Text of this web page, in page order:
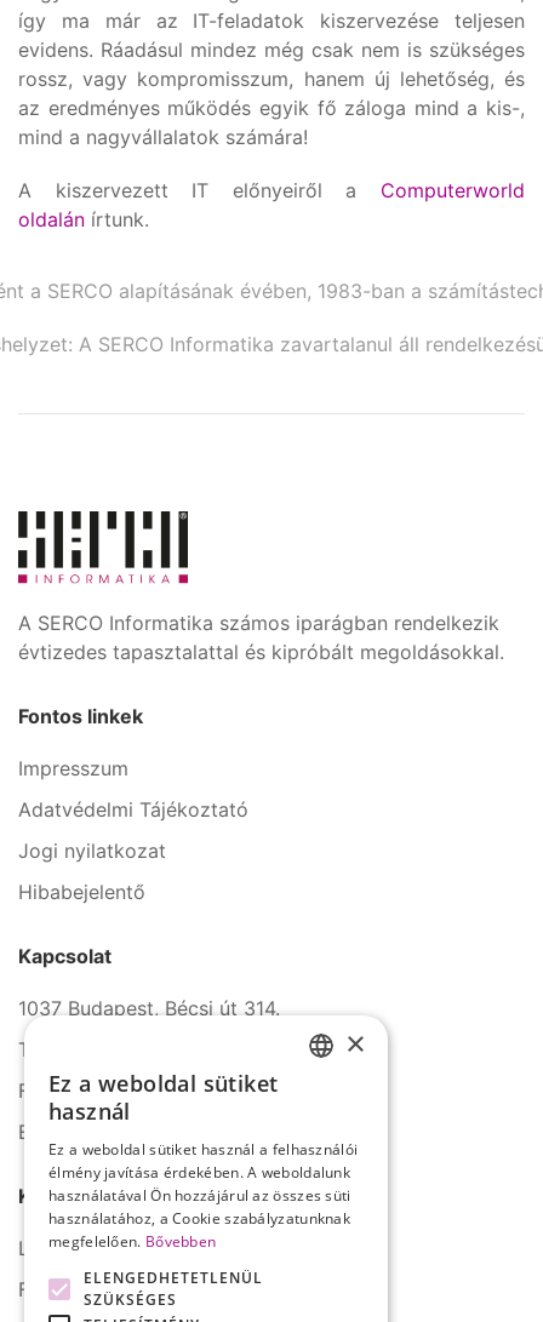
így ma már az IT-feladatok kiszervezése teljesen
evidens. Ráadásul mindez még csak nem is szükséges
rossz, vagy kompromisszum, hanem új lehetőség, és
az eredményes működés egyik fő záloga mind a kis-,
mind a nagyvállalatok számára!
A kiszervezett IT előnyeiről a Computerworld
oldalán írtunk.
a SERCO alapításának évében, 1983-ban a
A SERCO Informatika zavartalanul áll
A SERCO Informatika számos iparágban rendelkezik
évtizedes tapasztalattal és kipróbált megoldásokkal.
Fontos linkek
Impresszum
Adatvédelmi Tájékoztató
Jogi nyilatkozat
Hibabejelentő
Kapcsolat
1037 Budapest, Bécsi út 314.
Tel.: +36 1 272 2140
Fax: +36 1 272 2150
E-mail: info@serco.hu
Kövessen minket
LinkedIn
Facebook
×
Ez a weboldal sütiket
használ
Ez a weboldal sütiket használ a felhasználói
élmény javítása érdekében. A weboldalunk
használatával Ön hozzájárul az összes süti
használatához, a Cookie szabályzatunknak
megfelelően. Bővebben
ELENGEDHETETLENÜL
SZÜKSÉGES